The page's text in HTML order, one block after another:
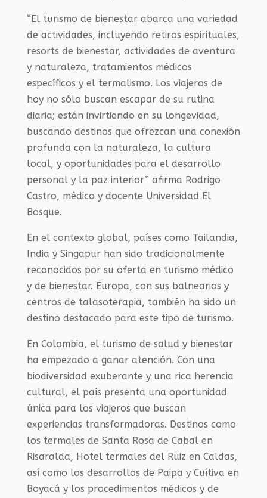
“El turismo de bienestar abarca una variedad
de actividades, incluyendo retiros espirituales,
resorts de bienestar, actividades de aventura
y naturaleza, tratamientos médicos
específicos y el termalismo. Los viajeros de
hoy no sólo buscan escapar de su rutina
diaria; están invirtiendo en su longevidad,
buscando destinos que ofrezcan una conexión
profunda con la naturaleza, la cultura
local, y oportunidades para el desarrollo
personal y la paz interior” afirma Rodrigo
Castro, médico y docente Universidad El
Bosque.
En el contexto global, países como Tailandia,
India y Singapur han sido tradicionalmente
reconocidos por su oferta en turismo médico
y de bienestar. Europa, con sus balnearios y
centros de talasoterapia, también ha sido un
destino destacado para este tipo de turismo.
En Colombia, el turismo de salud y bienestar
ha empezado a ganar atención. Con una
biodiversidad exuberante y una rica herencia
cultural, el país presenta una oportunidad
única para los viajeros que buscan
experiencias transformadoras. Destinos como
los termales de Santa Rosa de Cabal en
Risaralda, Hotel termales del Ruiz en Caldas,
así como los desarrollos de Paipa y Cuítiva en
Boyacá y los procedimientos médicos y de